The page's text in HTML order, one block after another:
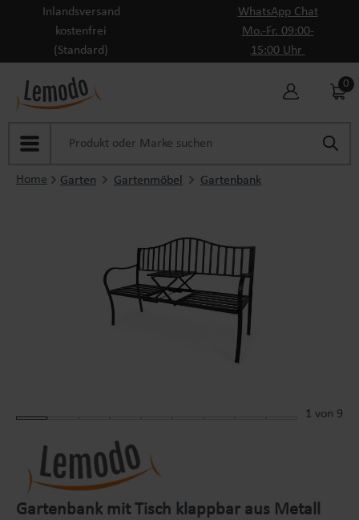
Zum Hauptinhalt springen
Inlandsversand
kostenfrei
(Standard)
WhatsApp Chat
Mo.-Fr. 09:00-
15:00 Uhr
0
Home Garten Gartenmöbel Gartenbank
1 von 9
Gartenbank mit Tisch klappbar aus Metall